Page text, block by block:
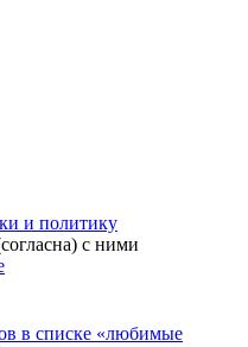
и политику
с ними
в списке «любимые